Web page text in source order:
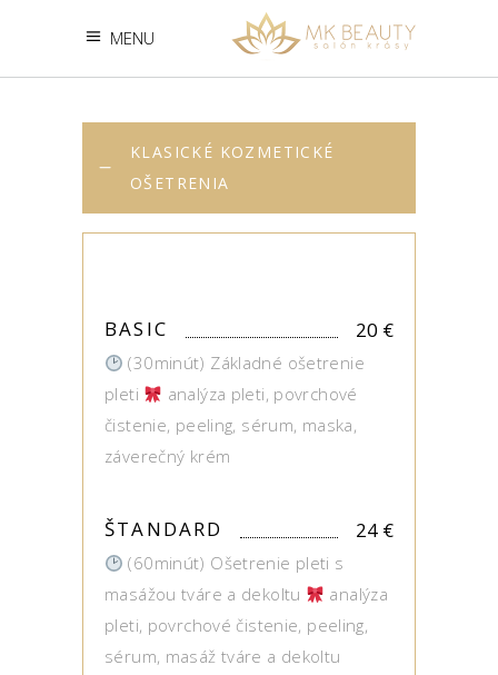
MENU
KLASICKÉ KOZMETICKÉ
OŠETRENIA
BASIC 20 €
(30minút) Základné ošetrenie
pleti
analýza pleti, povrchové
čistenie, peeling, sérum, maska,
záverečný krém
ŠTANDARD 24 €
(60minút) Ošetrenie pleti s
masážou tváre a dekoltu
analýza
pleti, povrchové čistenie, peeling,
sérum, masáž tváre a dekoltu